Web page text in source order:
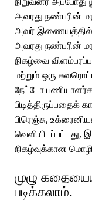
அவரது நண்பரின்
அவர் இணையத்தில்
அவரது நண்பரின்
நிகழ்வை
மற்றும் ஒரு
நேட்டோ
பிடித்திருப்பதைக்
பிரெஞ்சு,
வெளியிடப்பட்டது,
நிகழ்வுக்கான
முழு
படிக்கலாம்.